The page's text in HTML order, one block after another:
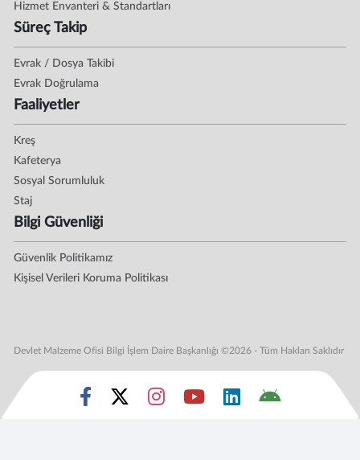
Hizmet Envanteri & Standartları
Süreç Takip
Evrak / Dosya Takibi
Evrak Doğrulama
Faaliyetler
Kreş
Kafeterya
Sosyal Sorumluluk
Staj
Bilgi Güvenliği
Güvenlik Politikamız
Kişisel Verileri Koruma Politikası
Devlet Malzeme Ofisi Bilgi İşlem Daire Başkanlığı ©2026 - Tüm Hakları Saklıdır